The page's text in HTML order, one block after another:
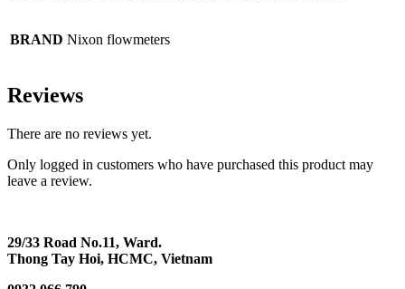
BRAND Nixon flowmeters
Reviews
There are no reviews yet.
Only logged in customers who have purchased this product may
leave a review.
29/33 Road No.11, Ward.
Thong Tay Hoi, HCMC, Vietnam